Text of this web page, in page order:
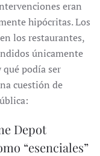
eran
hipócritas. Los
los restaurantes,
únicamente
qué podía ser
cuestión de
Depot
“esenciales”